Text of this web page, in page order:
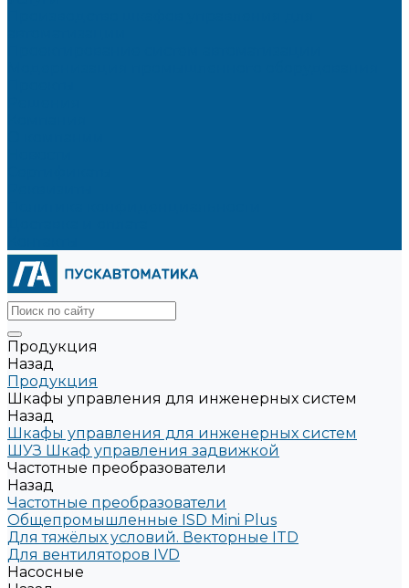
Продукция
Назад
Продукция
Шкафы управления для инженерных систем
Назад
Шкафы управления для инженерных систем
ШУЗ Шкаф управления задвижкой
Частотные преобразователи
Назад
Частотные преобразователи
Общепромышленные ISD Mini Plus
Для тяжёлых условий. Векторные ITD
Для вентиляторов IVD
Насосные